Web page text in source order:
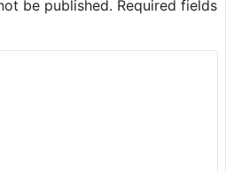
be published. Required fields